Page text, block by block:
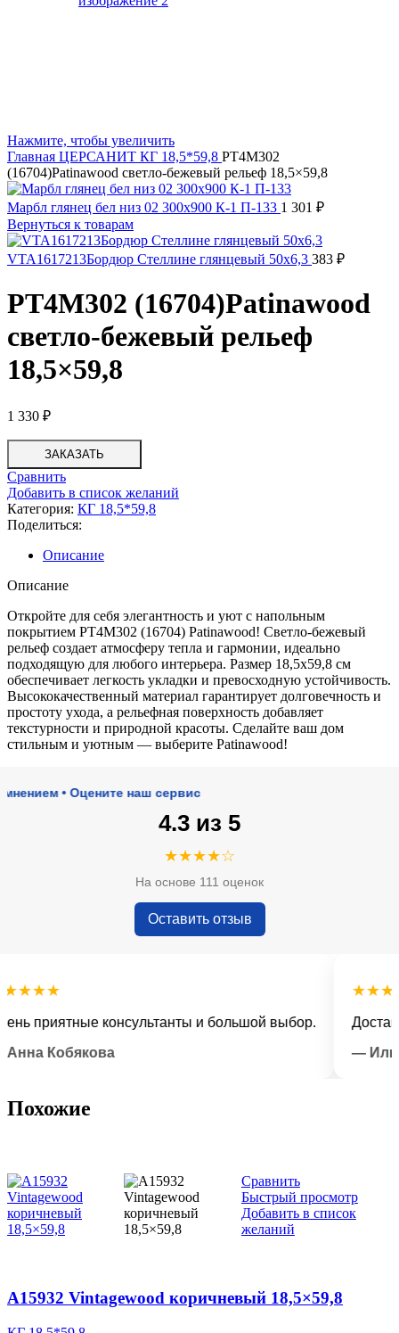
Нажмите, чтобы увеличить
Главная ЦЕРСАНИТ КГ 18,5*59,8 PT4M302
(16704)Patinawood светло-бежевый рельеф 18,5×59,8
Марбл глянец бел низ 02 300х900 К-1 П-133 1 301 ₽
Вернуться к товарам
VTA1617213Бордюр Стеллине глянцевый 50х6,3 383 ₽
PT4M302 (16704)Patinawood
светло-бежевый рельеф
18,5×59,8
1 330 ₽
ЗАКАЗАТЬ
Сравнить
Добавить в список желаний
Категория: КГ 18,5*59,8
Поделиться:
Описание
Описание
Откройте для себя элегантность и уют с напольным
покрытием PT4M302 (16704) Patinawood! Светло-бежевый
рельеф создает атмосферу тепла и гармонии, идеально
подходящую для любого интерьера. Размер 18,5х59,8 см
обеспечивает легкость укладки и превосходную устойчивость.
Высококачественный материал гарантирует долговечность и
простоту ухода, а рельефная поверхность добавляет
текстурности и природной красоты. Сделайте ваш дом
стильным и уютным — выберите Patinawood!
• Оцените наш сервис
4.3 из 5
★★★★☆
На основе 111 оценок
Оставить отзыв
консультанты и большой выбор.
Кобякова
★★★★★
Доставка
— Илья
Похожие
Сравнить
Быстрый просмотр
Добавить в список
желаний
A15932 Vintagewood коричневый 18,5×59,8